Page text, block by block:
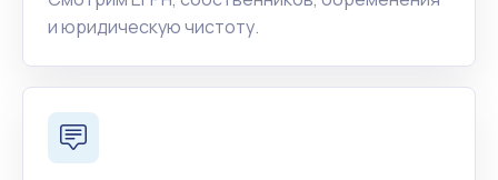
и юридическую чистоту.